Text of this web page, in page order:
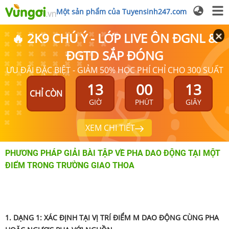
Một sản phẩm của Tuyensinh247.com
🔥 2K9 CHÚ Ý - LỚP LIVE ÔN ĐGNL &
ĐGTD SẮP ĐÓNG
ƯU ĐÃI ĐẶC BIỆT - GIẢM 50% HỌC PHÍ CHỈ CHO 300 SUẤT
CHỈ CÒN 13
GIỜ
00
PHÚT
13
GIÂY
XEM CHI TIẾT
PHƯƠNG PHÁP GIẢI BÀI TẬP VỀ PHA DAO ĐỘNG TẠI MỘT
ĐIỂM TRONG TRƯỜNG GIAO THOA
1. DẠNG 1: XÁC ĐỊNH TẠI VỊ TRÍ ĐIỂM M DAO ĐỘNG CÙNG PHA